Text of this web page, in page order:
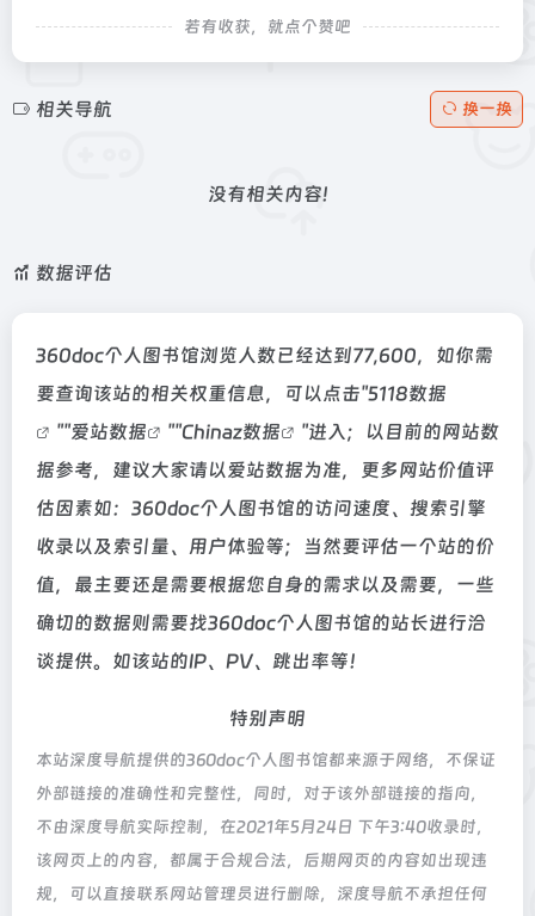
若有收获，就点个赞吧
相关导航 换一换
没有相关内容!
数据评估
360doc个人图书馆浏览人数已经达到77,600，如你需
要查询该站的相关权重信息，可以点击"5118数据
""爱站数据 ""Chinaz数据
"进入；以目前的网站数
据参考，建议大家请以爱站数据为准，更多网站价值评
估因素如：360doc个人图书馆的访问速度、搜索引擎
收录以及索引量、用户体验等；当然要评估一个站的价
值，最主要还是需要根据您自身的需求以及需要，一些
确切的数据则需要找360doc个人图书馆的站长进行洽
谈提供。如该站的IP、PV、跳出率等！
特别声明
本站深度导航提供的360doc个人图书馆都来源于网络，不保证
外部链接的准确性和完整性，同时，对于该外部链接的指向，
不由深度导航实际控制，在2021年5月24日 下午3:40收录时，
该网页上的内容，都属于合规合法，后期网页的内容如出现违
规，可以直接联系网站管理员进行删除，深度导航不承担任何